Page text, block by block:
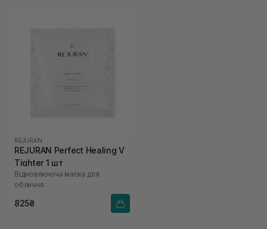
REJURAN
REJURAN Perfect Healing V
Tighter 1 шт
Відновлююча маска для
обличчя
825₴